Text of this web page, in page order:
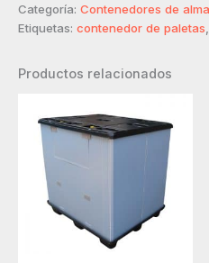
Categoría: Contenedores de
Etiquetas: contenedor de paletas
Productos relacionados